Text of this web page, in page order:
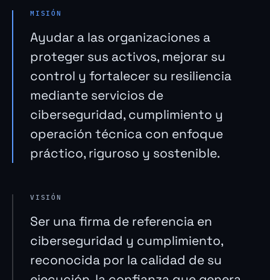
MISIÓN
Ayudar a las organizaciones a
proteger sus activos, mejorar su
control y fortalecer su resiliencia
mediante servicios de
ciberseguridad, cumplimiento y
operación técnica con enfoque
práctico, riguroso y sostenible.
VISIÓN
Ser una firma de referencia en
ciberseguridad y cumplimiento,
reconocida por la calidad de su